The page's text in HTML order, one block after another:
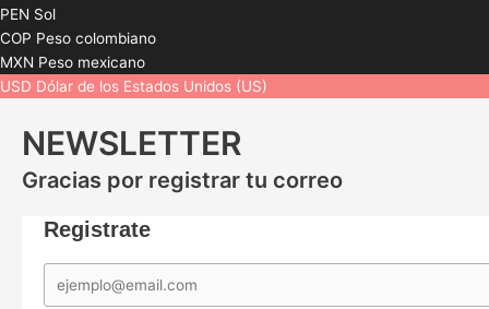
PEN Sol
COP Peso colombiano
MXN Peso mexicano
USD Dólar de los Estados Unidos (US)
NEWSLETTER
Gracias por registrar tu correo
Registrate